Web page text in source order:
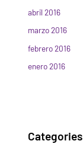
abril 2016
marzo 2016
febrero 2016
enero 2016
Categories